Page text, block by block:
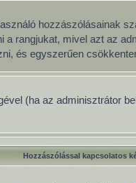
hozzászólásainak
rangjukat, mivel azt az
és egyszerűen
(ha az adminisztrátor
Hozzászólással kapcsolatos